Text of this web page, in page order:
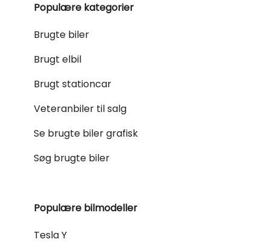
Populære kategorier
Brugte biler
Brugt elbil
Brugt stationcar
Veteranbiler til salg
Se brugte biler grafisk
Søg brugte biler
Populære bilmodeller
Tesla Y